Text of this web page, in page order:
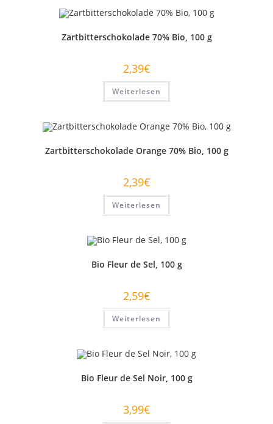
Zartbitterschokolade 70% Bio, 100 g
2,39€
Weiterlesen
Zartbitterschokolade Orange 70% Bio, 100 g
2,39€
Weiterlesen
Bio Fleur de Sel, 100 g
2,59€
Weiterlesen
Bio Fleur de Sel Noir, 100 g
3,99€